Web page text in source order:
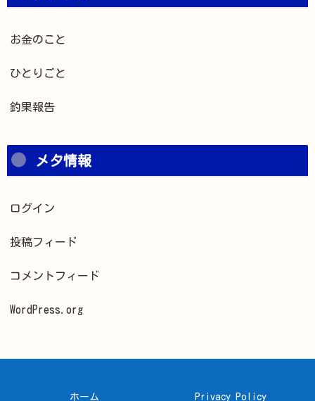
お金のこと
ひとりごと
釣果報告
メタ情報
ログイン
投稿フィード
コメントフィード
WordPress.org
ホーム Privacy Policy